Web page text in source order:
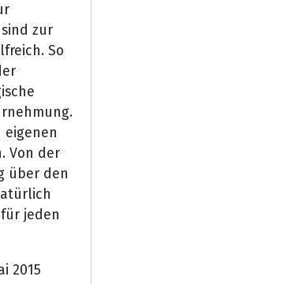
zur
So
eigenen
Von der
über den
jeden
2015